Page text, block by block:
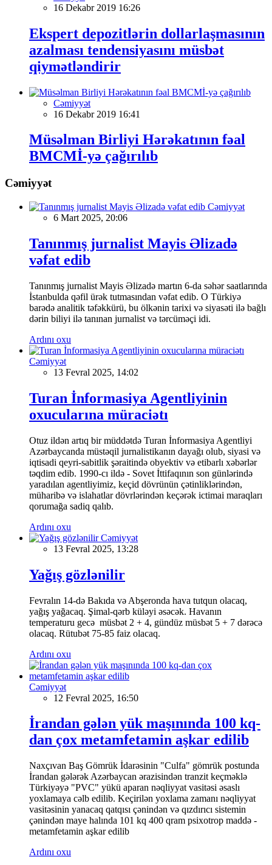
16 Dekabr 2019 16:26
Ekspert depozitlərin dollarlaşmasının
azalması tendensiyasını müsbət
qiymətləndirir
Cəmiyyət
16 Dekabr 2019 16:41
Müsəlman Birliyi Hərəkatının fəal
BMCMİ-yə çağırılıb
Cəmiyyət
Cəmiyyət
6 Mart 2025, 20:06
Tanınmış jurnalist Mayis Əlizadə
vəfat edib
Tanınmış jurnalist Mayis Əlizadə martın 6-da səhər saatlarında
İstanbulda qəfil ürək tutmasından vəfat edib. O Türkiyə
barədə analitik təfəkkürü, bu ölkənin tarixi və siyasəti ilə bağlı
dərin biliyi ilə tanınan jurnalist və tərcüməçi idi.
Ardını oxu
Cəmiyyət
13 Fevral 2025, 14:02
Turan İnformasiya Agentliyinin
oxucularına müraciətı
Otuz ildən artıq bir müddətdə Turan İnformasiya Agentliyi
Azərbaycanda müstəqil jurnalistikanın dayağı olub, siyasi və
iqtisadi qeyri-sabitlik şəraitində obyektiv və etibarlı xəbərlər
təqdim edib. 1990-cı ildə - Sovet İttifaqının son günlərində
yaradılan agentliyimiz, keçid dövrünün çətinliklərindən,
müharibə və islahatlar dövrlərindən keçərək ictimai maraqları
qorumağa sadiq qalıb.
Ardını oxu
Cəmiyyət
13 Fevral 2025, 13:28
Yağış gözlənilir
Fevralın 14-də Bakıda və Abşeronda hava tutqun olacaq,
yağış yağacaq. Şimal-qərb küləyi əsəcək. Havanın
temperaturu gecə müsbət 2 + 4, gündüz müsbət 5 + 7 dərəcə
olacaq. Rütubət 75-85 faiz olacaq.
Ardını oxu
Cəmiyyət
12 Fevral 2025, 16:50
İrandan gələn yük maşınında 100 kq-
dan çox metamfetamin aşkar edilib
Naxçıvan Baş Gömrük İdarəsinin "Culfa" gömrük postunda
İrandan gələrək Azərbaycan ərazisindən tranzit keçməklə
Türkiyəyə "PVC" yükü aparan nəqliyyat vasitəsi əsaslı
yoxlamaya cəlb edilib. Keçirilən yoxlama zamanı nəqliyyat
vasitəsinin yanacaq qatqısı çənindən və qızdırıcı sistemin
çənindən maye halında 101 kq 400 qram psixotrop maddə -
metamfetamin aşkar edilib
Ardını oxu